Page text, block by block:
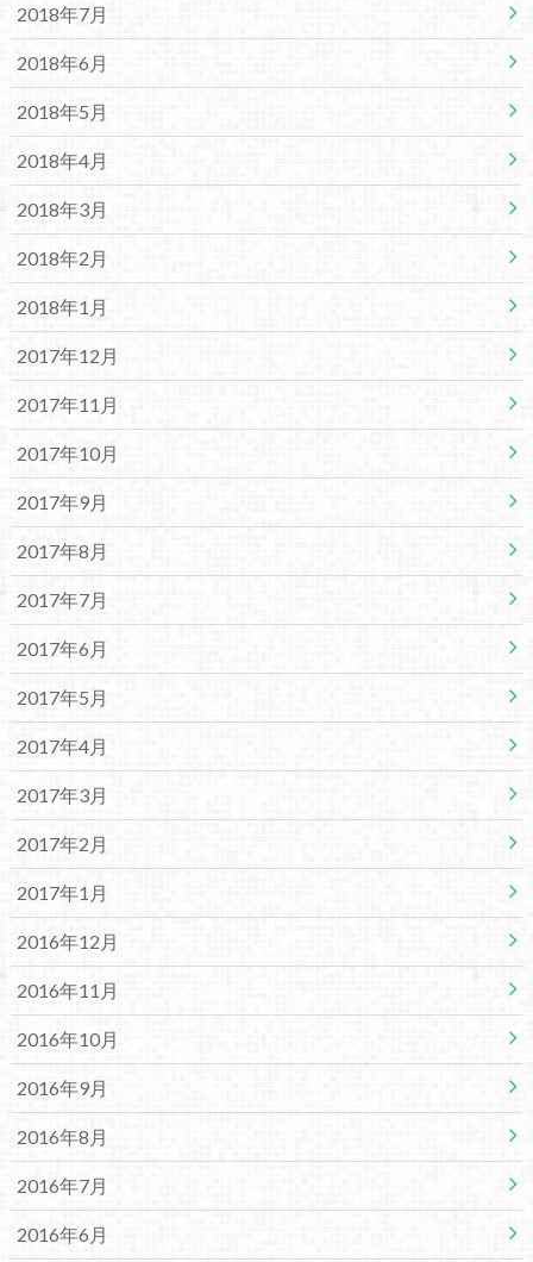
2018年7月
2018年6月
2018年5月
2018年4月
2018年3月
2018年2月
2018年1月
2017年12月
2017年11月
2017年10月
2017年9月
2017年8月
2017年7月
2017年6月
2017年5月
2017年4月
2017年3月
2017年2月
2017年1月
2016年12月
2016年11月
2016年10月
2016年9月
2016年8月
2016年7月
2016年6月